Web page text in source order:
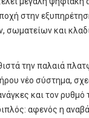
στην
σωματείων και
την παλαιά
νέο σύστημα,
και τον ρυθμό
αφενός η